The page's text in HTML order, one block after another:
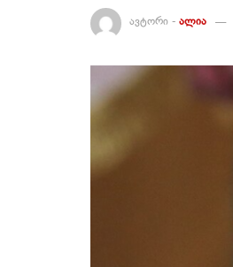
ავტორი - ალია